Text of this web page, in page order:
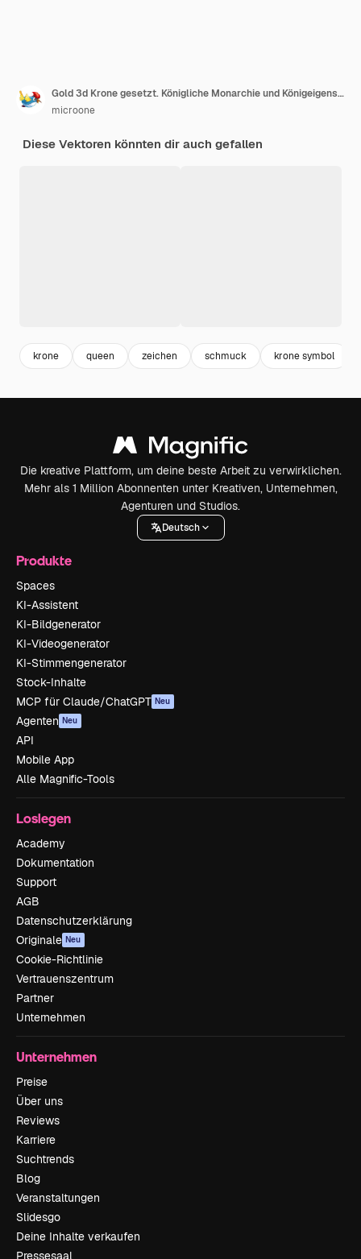
Gold 3d Krone gesetzt. Königliche Monarchie und Königeigenschaften. König goldene Krone
microone
Diese Vektoren könnten dir auch gefallen
krone queen zeichen schmuck krone symbol
Die kreative Plattform, um deine beste Arbeit zu verwirklichen.
Mehr als 1 Million Abonnenten unter Kreativen, Unternehmen,
Agenturen und Studios.
Deutsch
Produkte
Spaces
KI-Assistent
KI-Bildgenerator
KI-Videogenerator
KI-Stimmengenerator
Stock-Inhalte
MCP für Claude/ChatGPT Neu
Agenten Neu
API
Mobile App
Alle Magnific-Tools
Loslegen
Academy
Dokumentation
Support
AGB
Datenschutzerklärung
Originale Neu
Cookie-Richtlinie
Vertrauenszentrum
Partner
Unternehmen
Unternehmen
Preise
Über uns
Reviews
Karriere
Suchtrends
Blog
Veranstaltungen
Slidesgo
Deine Inhalte verkaufen
Pressesaal